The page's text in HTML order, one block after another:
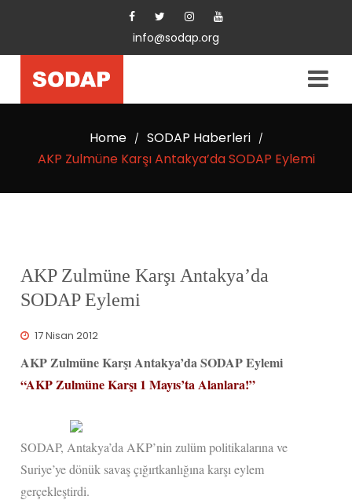
info@sodap.org
Home / SODAP Haberleri /
AKP Zulmüne Karşı Antakya’da SODAP Eylemi
AKP Zulmüne Karşı Antakya’da
SODAP Eylemi
17 Nisan 2012
AKP Zulmüne Karşı Antakya’da SODAP Eylemi
“AKP Zulmüne Karşı 1 Mayıs’ta Alanlara!”
SODAP, Antakya’da AKP’nin zulüm politikalarına ve
Suriye’ye dönük savaş çığırtkanlığına karşı eylem
gerçekleştirdi.